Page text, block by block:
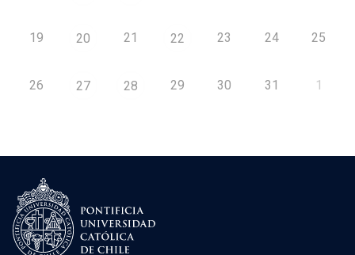
19 20 21 22 23 24 25
26 27 28 29 30 31 1